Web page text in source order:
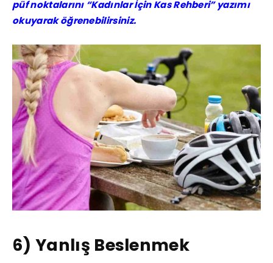
püf noktalarını “Kadınlar İçin Kas Rehberi” yazımı
okuyarak öğrenebilirsiniz.
6) Yanlış Beslenmek